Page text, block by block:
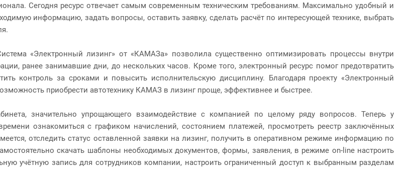
Сегодня ресурс отвечает самым современным техническим требованиям. Максимально удобный и
информацию, задать вопросы, оставить заявку, сделать расчёт по интересующей технике, выбрать
«Электронный лизинг» от «КАМАЗа» позволила существенно оптимизировать процессы внутри
ранее занимавшие дни, до нескольких часов. Кроме того, электронный ресурс помог предотвратить
контроль за сроками и повысить исполнительскую дисциплину. Благодаря проекту «Электронный
приобрести автотехнику КАМАЗ в лизинг проще, эффективнее и быстрее.
значительно упрощающего взаимодействие с компанией по целому ряду вопросов. Теперь у
ознакомиться с графиком начислений, состоянием платежей, просмотреть реестр заключённых
отследить статус оставленной заявки на лизинг, получить в оперативном режиме информацию по
скачать шаблоны необходимых документов, формы, заявления, в режиме on-line настроить
учётную запись для сотрудников компании, настроить ограниченный доступ к выбранным разделам